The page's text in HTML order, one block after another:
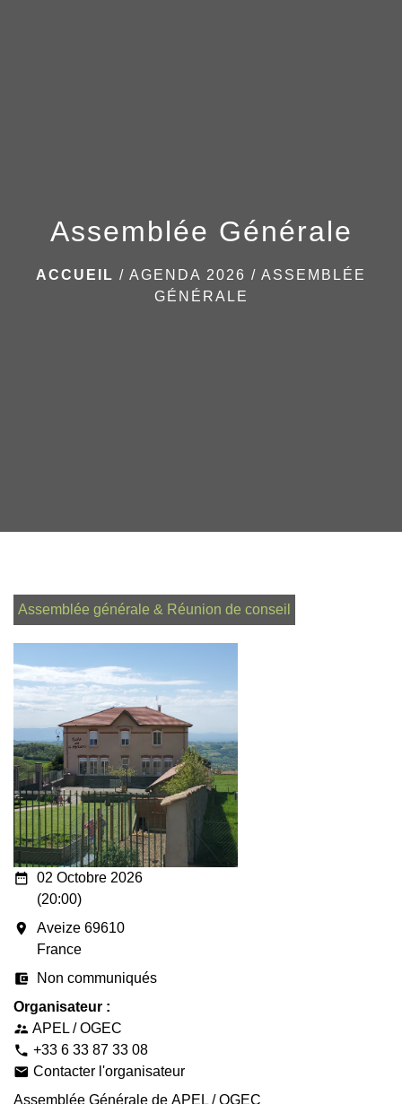
Assemblée Générale
ACCUEIL / AGENDA 2026 / ASSEMBLÉE
GÉNÉRALE
Assemblée générale & Réunion de conseil
date_range 02 Octobre 2026
(20:00)
room
Aveize 69610
France
account_balance_wallet
Non communiqués
Organisateur :
supervisor_account APEL / OGEC
phone +33 6 33 87 33 08
email Contacter l'organisateur
Assemblée Générale de APEL / OGEC